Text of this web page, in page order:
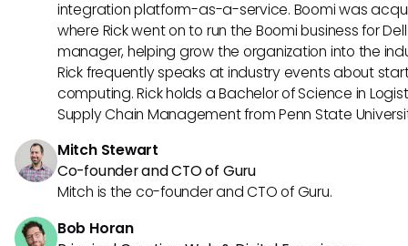
integration platform-as-a-service. Boomi was
where Rick went on to run the Boomi business for
manager, helping grow the organization into the
Rick frequently speaks at industry events about
computing. Rick holds a Bachelor of Science in
Supply Chain Management from Penn State
Mitch Stewart
Co-founder and CTO of Guru
Mitch is the co-founder and CTO of Guru.
Bob Horan